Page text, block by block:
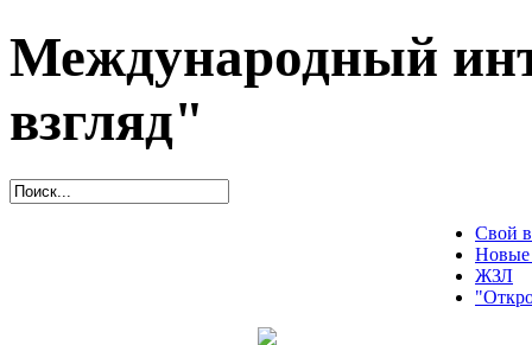
Международный
взгляд"
Свой
Новые
ЖЗЛ